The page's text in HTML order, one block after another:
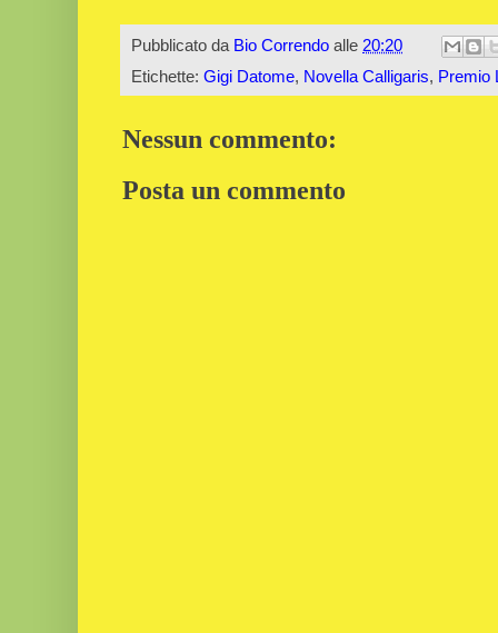
Pubblicato da Bio Correndo alle 20:20
Etichette: Gigi Datome, Novella Calligaris, Premio
Nessun commento:
Posta un commento